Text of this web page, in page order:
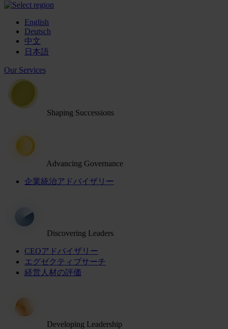
English
Deutsch
中文
日本語
Our Services
Shaping Successions
Advancing Governance
企業統治アドバイザリー
Discovering Leaders
CEOアドバイザリー
エグゼクティブサーチ
経営人材の評価
Developing Leadership